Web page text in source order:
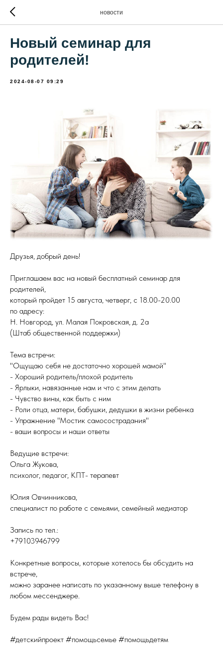
новости
Новый семинар для
родителей!
2024-08-07 09:29
Друзья, добрый день!
Приглашаем вас на новый бесплатный семинар для
родителей,
который пройдет 15 августа, четверг, с 18.00-20.00
по адресу:
Н. Новгород, ул. Малая Покровская, д. 2а
(Штаб общественной поддержки)
Тема встречи:
"Ощущаю себя не достаточно хорошей мамой"
- Хороший родитель/плохой родитель
- Ярлыки, навязанные нам и что с этим делать
- Чувство вины, как быть с ним
- Роли отца, матери, бабушки, дедушки в жизни ребенка
- Упражнение "Мостик самосострадания"
- ваши вопросы и наши ответы
Ведущие встречи:
Ольга Жукова,
психолог, педагог, КПТ- терапевт
Юлия Овчинникова,
специалист по работе с семьями, семейный медиатор
Запись по тел.:
+79103946799
Конкретные вопросы, которые хотелось бы обсудить на
встрече,
можно заранее написать по указанному выше телефону в
любом мессенджере.
Будем рады видеть Вас!
#детскийпроект #помощьсемье #помощьдетям